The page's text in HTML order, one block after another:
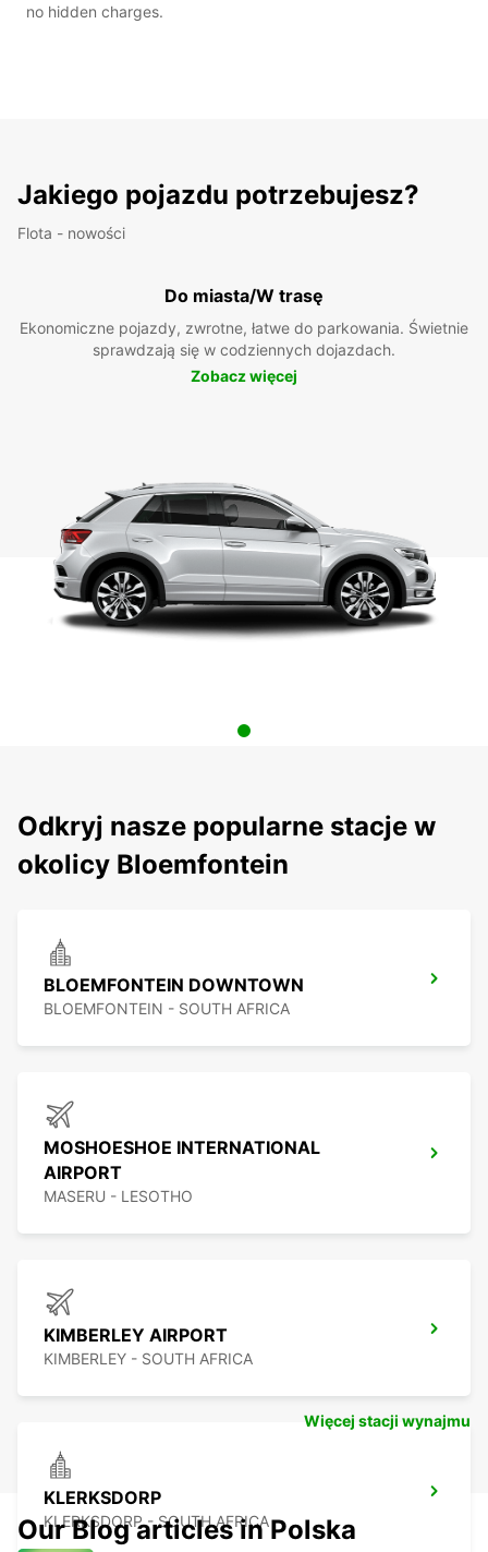
no hidden charges.
Jakiego pojazdu potrzebujesz?
Flota - nowości
Do miasta/W trasę
Ekonomiczne pojazdy, zwrotne, łatwe do parkowania. Świetnie
sprawdzają się w codziennych dojazdach.
Zobacz więcej
Odkryj nasze popularne stacje w
okolicy Bloemfontein
BLOEMFONTEIN DOWNTOWN
BLOEMFONTEIN - SOUTH AFRICA
MOSHOESHOE INTERNATIONAL
AIRPORT
MASERU - LESOTHO
KIMBERLEY AIRPORT
KIMBERLEY - SOUTH AFRICA
KLERKSDORP
KLERKSDORP - SOUTH AFRICA
Więcej stacji wynajmu
Our Blog articles in Polska